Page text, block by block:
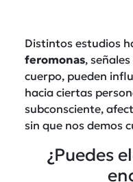
Distintos estudios
feromonas,
cuerpo, pueden
hacia ciertas
subconsciente,
sin que nos demos
¿Puedes